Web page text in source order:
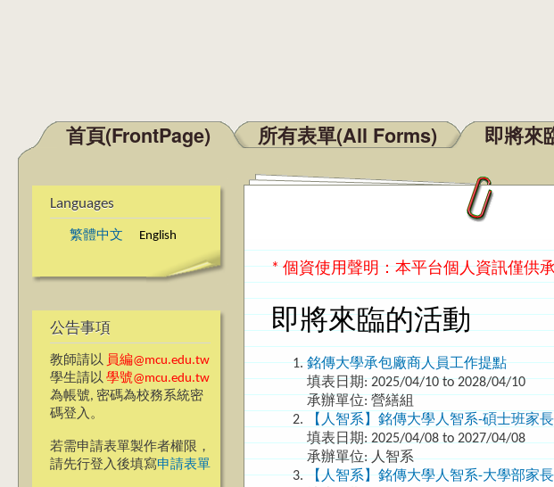
Main menu
首頁(FrontPage) 所有表單(All Forms) 即將來
Languages
繁體中文 English
公告事項
教師請以 員編@mcu.edu.tw
學生請以 學號@mcu.edu.tw
為帳號, 密碼為校務系統密
碼登入。
若需申請表單製作者權限，
請先行登入後填寫申請表單
* 個資使用聲明：本平台個人資訊僅供
即將來臨的活動
銘傳大學承包廠商人員工作提點
填表日期:2025/04/10 to 2028/04/10
承辦單位: 營繕組
【人智系】銘傳大學人智系-碩士班家
填表日期: 2025/04/08 to 2027/04/08
承辦單位: 人智系
【人智系】銘傳大學人智系-大學部家